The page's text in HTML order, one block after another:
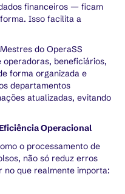
financeiros — ficam
Isso facilita a
do OperaSS
beneficiários,
forma organizada e
departamentos
atualizadas, evitando
Operacional
o processamento de
não só reduz erros
no que realmente importa: